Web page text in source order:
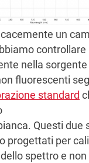
un
controllare
nella
fluorescenti
standard
Questi due
progettati per
spettro e